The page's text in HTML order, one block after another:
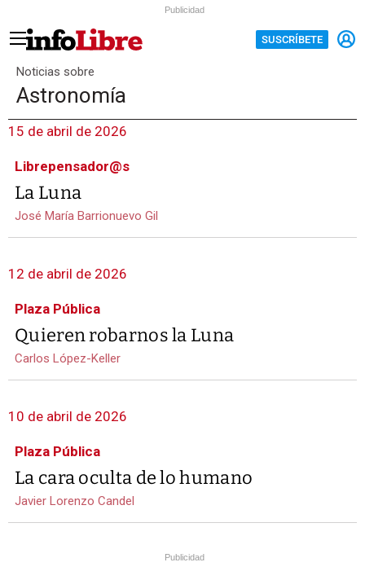
Publicidad
SUSCRÍBETE
Noticias sobre
Astronomía
15 de abril de 2026
Librepensador@s
La Luna
José María Barrionuevo Gil
12 de abril de 2026
Plaza Pública
Quieren robarnos la Luna
Carlos López-Keller
10 de abril de 2026
Plaza Pública
La cara oculta de lo humano
Javier Lorenzo Candel
Publicidad